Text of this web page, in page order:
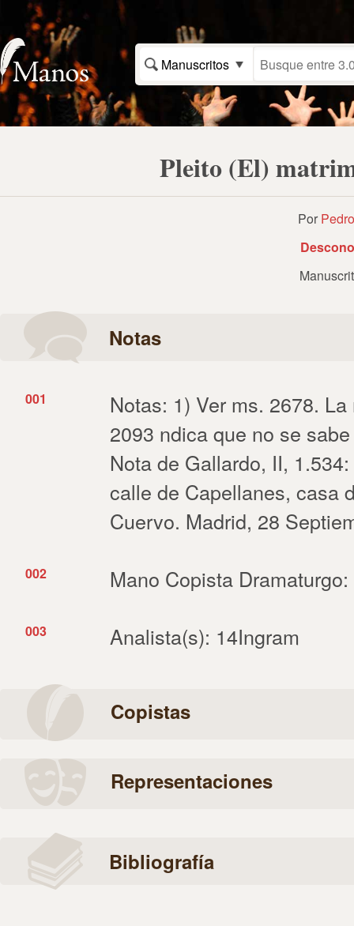
Manuscritos
Pleito (El)
Por
Notas
001
Notas: 1) Ver ms. 2678.
2093 ndica que no se
Nota de Gallardo, II,
calle de Capellanes, casa
Cuervo. Madrid, 28
002 Mano Copista
003 Analista(s): 14Ingram
Copistas
Representaciones
Bibliografía